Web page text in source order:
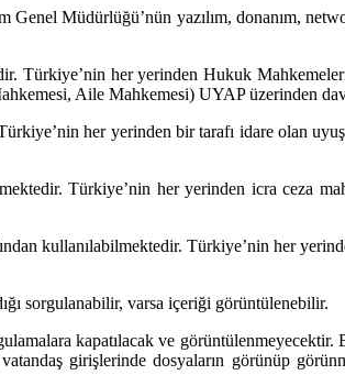
Müdürlüğü’nün yazılım, donanım,
Türkiye’nin her yerinden Hukuk
Aile Mahkemesi) UYAP üzerinden
her yerinden bir tarafı idare olan
Türkiye’nin her yerinden icra ceza
kullanılabilmektedir. Türkiye’nin her
sorgulanabilir, varsa içeriği görüntülenebilir.
kapatılacak ve görüntülenmeyecektir.
girişlerinde dosyaların görünüp